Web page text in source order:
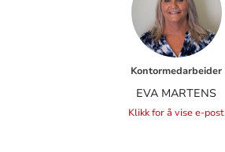
Kontormedarbeider
​EVA MARTENS
Klikk for å vise e-post